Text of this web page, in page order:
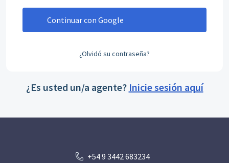
Continuar con Google
¿Olvidó su contraseña?
¿Es usted un/a agente? Inicie sesión aquí
+54 9 3442 683234